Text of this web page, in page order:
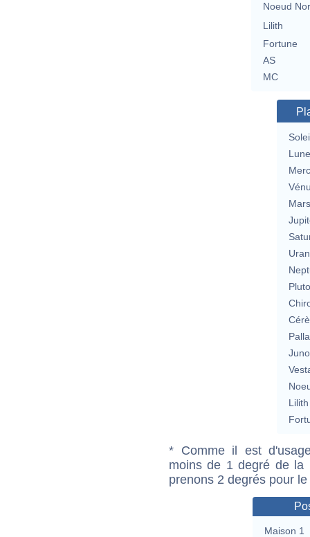
Noeud
Lilith
Fortune
AS
MC
Lune
Mars
Lilith
* Comme il est
moins de 1 degré de la
prenons 2 degrés pour
Maison 1